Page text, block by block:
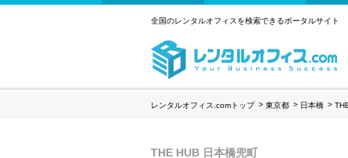
全国のレンタルオフィスを検索できるポータルサイト
レンタルオフィス.comトップ 東京都 日本橋
THE HUB 日本橋兜町